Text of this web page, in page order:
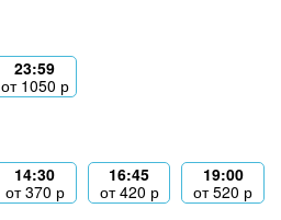
23:59
от 1050 р
14:30
от370 р
16:45
от420 р
19:00
от520 р